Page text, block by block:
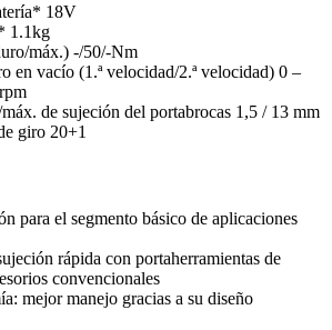
18V
1.1kg
máx.) -/50/-Nm
en vacío (1.ª velocidad/2.ª velocidad) 0 –
de sujeción del portabrocas 1,5 / 13 mm
giro 20+1
para el segmento básico de aplicaciones
rápida con portaherramientas de
convencionales
mejor manejo gracias a su diseño